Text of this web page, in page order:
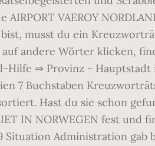
VAEROY
musst du ein
andere Wörter klicken,
Hilfe ⇒ Provinz -
7 Buchstaben
Hast du sie schon
IN NORWEGEN fest und
Administration